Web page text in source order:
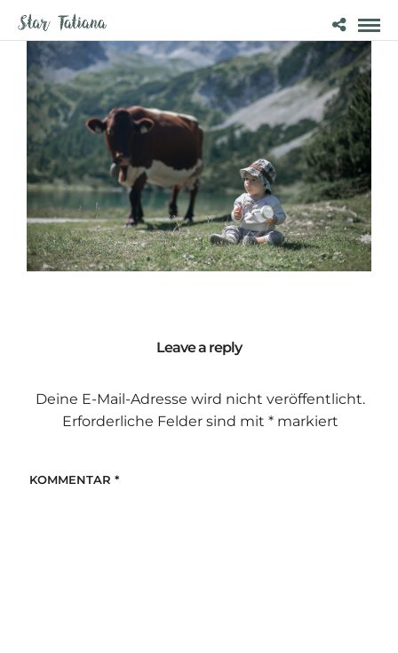
Leave a reply
Deine E-Mail-Adresse wird nicht veröffentlicht.
Erforderliche Felder sind mit *markiert
KOMMENTAR *